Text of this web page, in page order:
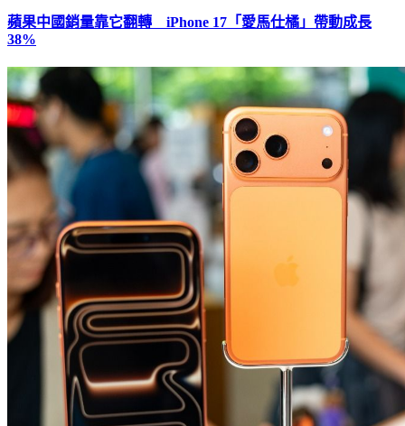
蘋果中國銷量靠它翻轉 iPhone 17「愛馬仕橘」帶動成長
38%